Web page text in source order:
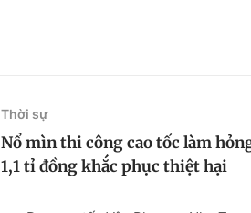
Thời sự
Nổ mìn thi công cao tốc làm
1,1 tỉ đồng khắc phục thiệt hại